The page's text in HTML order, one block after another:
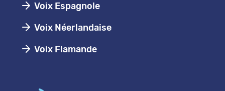
Voix Espagnole
Voix Néerlandaise
Voix Flamande